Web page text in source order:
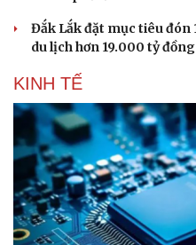
Văn hóa
Sân khấu - Điện ảnh
Văn học
Âm nhạc
Đắk Lắk đặt mục tiêu đón
du lịch hơn 19.000 tỷ đồng
KINH TẾ